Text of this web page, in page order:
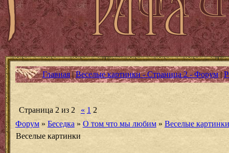
Главная|Веселые картинки - Страница 2 - Форум|
Страница 2 из 2 « 1 2
Форум » Беседка » О том что мы любим » Веселые картинки
Веселые картинки